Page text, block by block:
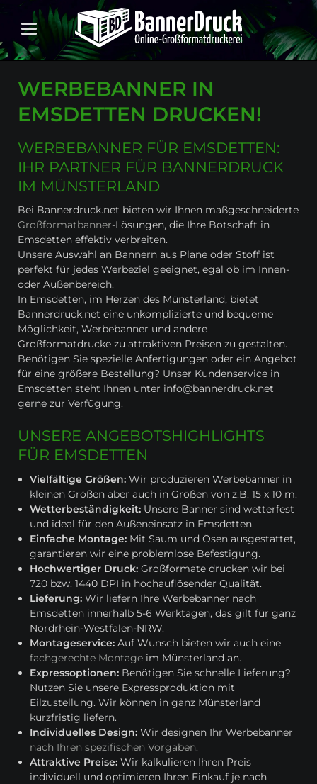
WERBEBANNER IN
EMSDETTEN DRUCKEN!
WERBEBANNER FÜR EMSDETTEN:
IHR PARTNER FÜR BANNERDRUCK
IM MÜNSTERLAND
Bei Bannerdruck.net bieten wir Ihnen maßgeschneiderte
Großformatbanner-Lösungen, die Ihre Botschaft in
Emsdetten effektiv verbreiten.
Unsere Auswahl an Bannern aus Plane oder Stoff ist
perfekt für jedes Werbeziel geeignet, egal ob im Innen-
oder Außenbereich.
In Emsdetten, im Herzen des Münsterland, bietet
Bannerdruck.net eine unkomplizierte und bequeme
Möglichkeit, Werbebanner und andere
Großformatdrucke zu attraktiven Preisen zu gestalten.
Benötigen Sie spezielle Anfertigungen oder ein Angebot
für eine größere Bestellung? Unser Kundenservice in
Emsdetten steht Ihnen unter info@bannerdruck.net
gerne zur Verfügung.
UNSERE ANGEBOTSHIGHLIGHTS
FÜR EMSDETTEN
Vielfältige Größen:Wir produzieren Werbebanner in
kleinen Größen aber auch in Größen von z.B. 15 x 10 m.
Wetterbeständigkeit: Unsere Banner sind wetterfest
und ideal für den Außeneinsatz in Emsdetten.
Einfache Montage: Mit Saum und Ösen ausgestattet,
garantieren wir eine problemlose Befestigung.
Hochwertiger Druck:Großformate drucken wir bei
720 bzw. 1440 DPI in hochauflösender Qualität.
Lieferung:Wir liefern Ihre Werbebanner nach
Emsdetten innerhalb 5-6 Werktagen, das gilt für ganz
Nordrhein-Westfalen-NRW.
Montageservice:Auf Wunsch bieten wir auch eine
fachgerechte Montage im Münsterland an.
Expressoptionen: Benötigen Sie schnelle Lieferung?
Nutzen Sie unsere Expressproduktion mit
Eilzustellung. Wir können in ganz Münsterland
kurzfristig liefern.
Individuelles Design:Wir designen Ihr Werbebanner
nach Ihren spezifischen Vorgaben.
Attraktive Preise:Wir kalkulieren Ihren Preis
individuell und optimieren Ihren Einkauf je nach